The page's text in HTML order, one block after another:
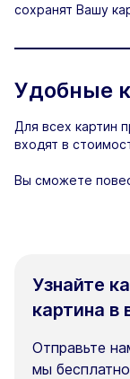
сохранят Вашу
Удобные
Для всех картин
входят в
Вы сможете
Узнайте
картина в
Отправьте
мы